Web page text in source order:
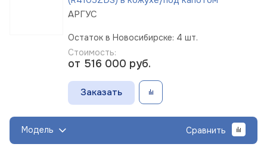
АРГУС
Остаток в Новосибирске: 4 шт.
Стоимость:
от 516 000 руб.
Заказать
Модель Сравнить